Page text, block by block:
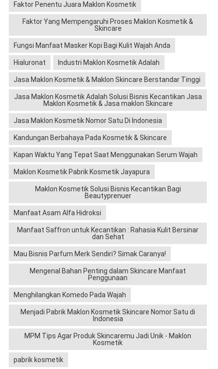
Faktor Penentu Juara Maklon Kosmetik
Faktor Yang Mempengaruhi Proses Maklon Kosmetik &
Skincare
Fungsi Manfaat Masker Kopi Bagi Kulit Wajah Anda
Hialuronat Industri Maklon Kosmetik Adalah
Jasa Maklon Kosmetik & Maklon Skincare Berstandar Tinggi
Jasa Maklon Kosmetik Adalah Solusi Bisnis Kecantikan Jasa
Maklon Kosmetik & Jasa maklon Skincare
Jasa Maklon Kosmetik Nomor Satu Di Indonesia
Kandungan Berbahaya Pada Kosmetik & Skincare
Kapan Waktu Yang Tepat Saat Menggunakan Serum Wajah
Maklon Kosmetik Pabrik Kosmetik Jayapura
Maklon Kosmetik Solusi Bisnis Kecantikan Bagi
Beautyprenuer
Manfaat Asam Alfa Hidroksi
Manfaat Saffron untuk Kecantikan : Rahasia Kulit Bersinar
dan Sehat
Mau Bisnis Parfum Merk Sendiri? Simak Caranya!
Mengenal Bahan Penting dalam Skincare Manfaat
Penggunaan
Menghilangkan Komedo Pada Wajah
Menjadi Pabrik Maklon Kosmetik Skincare Nomor Satu di
Indonesia
MPM Tips Agar Produk Skincaremu Jadi Unik - Maklon
Kosmetik
pabrik kosmetik